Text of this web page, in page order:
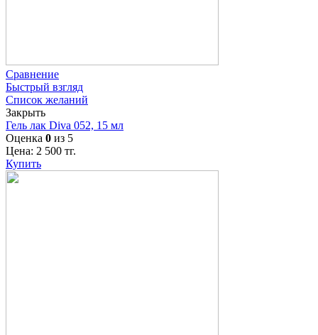
Сравнение
Быстрый взгляд
Список желаний
Закрыть
Гель лак Diva 052, 15 мл
Оценка 0 из 5
Цена: 2 500 тг.
Купить